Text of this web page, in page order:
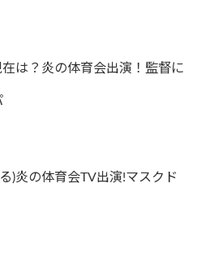
は？炎の体育会出演！監督に
)炎の体育会TV出演!マスクド